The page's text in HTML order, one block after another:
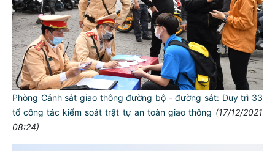
Phòng Cảnh sát giao thông đường bộ - đường sắt: Duy trì 33
tổ công tác kiểm soát trật tự an toàn giao thông (17/12/2021
08:24)